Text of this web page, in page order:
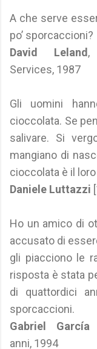
A che serve
po’ sporcaccioni?
David Leland ,
Services, 1987
Gli uomini
cioccolata. Se
salivare. Si
mangiano di
cioccolata è il
Daniele Luttazzi
Ho un amico di
accusato di
gli piacciono le
risposta è stata
di quattordici
sporcaccioni.
Gabriel García
anni, 1994